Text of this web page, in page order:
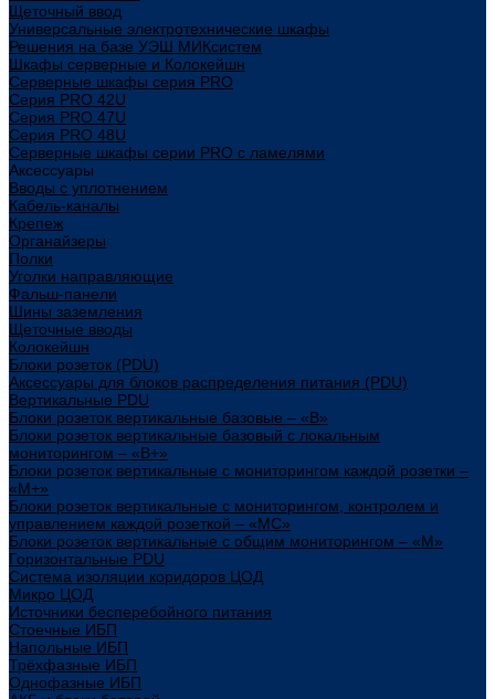
Щеточный ввод
Универсальные электротехнические шкафы
Решения на базе УЭШ МИКсистем
Шкафы серверные и Колокейшн
Серверные шкафы серия PRO
Серия PRO 42U
Серия PRO 47U
Серия PRO 48U
Серверные шкафы серии PRO с ламелями
Аксессуары
Вводы с уплотнением
Кабель-каналы
Крепеж
Органайзеры
Полки
Уголки направляющие
Фальш-панели
Шины заземления
Щеточные вводы
Колокейшн
Блоки розеток (PDU)
Аксессуары для блоков распределения питания (PDU)
Вертикальные PDU
Блоки розеток вертикальные базовые – «В»
Блоки розеток вертикальные базовый с локальным
мониторингом – «В+»
Блоки розеток вертикальные с мониторингом каждой розетки –
«М+»
Блоки розеток вертикальные с мониторингом, контролем и
управлением каждой розеткой – «МС»
Блоки розеток вертикальные с общим мониторингом – «М»
Горизонтальные PDU
Система изоляции коридоров ЦОД
Микро ЦОД
Источники бесперебойного питания
Стоечные ИБП
Напольные ИБП
Трёхфазные ИБП
Однофазные ИБП